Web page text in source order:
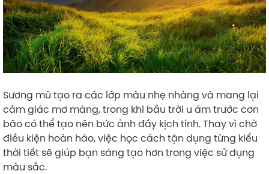
Sương mù tạo ra các lớp màu nhẹ nhàng và mang lại
cảm giác mơ màng, trong khi bầu trời u ám trước cơn
bão có thể tạo nên bức ảnh đầy kịch tính. Thay vì chờ
điều kiện hoàn hảo, việc học cách tận dụng từng kiểu
thời tiết sẽ giúp bạn sáng tạo hơn trong việc sử dụng
màu sắc.